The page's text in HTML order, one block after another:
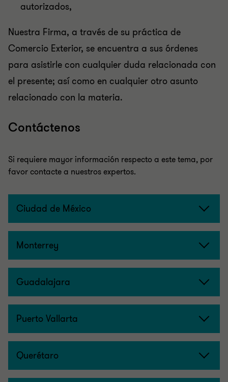
autorizados,
Nuestra Firma, a través de su práctica de
Comercio Exterior, se encuentra a sus órdenes
para asistirle con cualquier duda relacionada con
el presente; así como en cualquier otro asunto
relacionado con la materia.
Contáctenos
Si requiere mayor información respecto a este tema, por
favor contacte a nuestros expertos.
Ciudad de México
Monterrey
Guadalajara
Puerto Vallarta
Querétaro